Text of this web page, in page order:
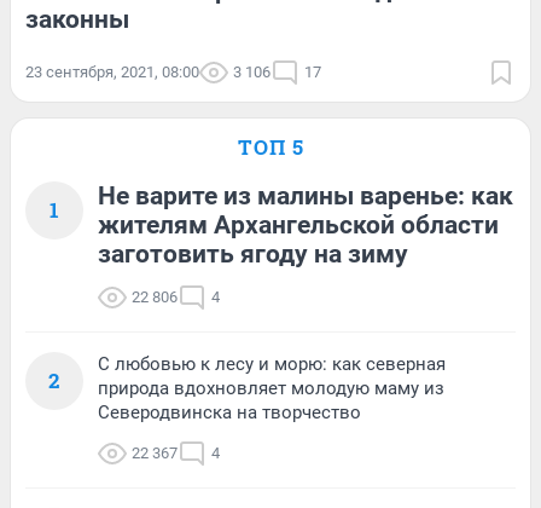
законны
23 сентября, 2021, 08:00 3 106 17
ТОП 5
1
Не варите из малины варенье: как
жителям Архангельской области
заготовить ягоду на зиму
22 806 4
2
С любовью к лесу и морю: как северная
природа вдохновляет молодую маму из
Северодвинска на творчество
22 367 4